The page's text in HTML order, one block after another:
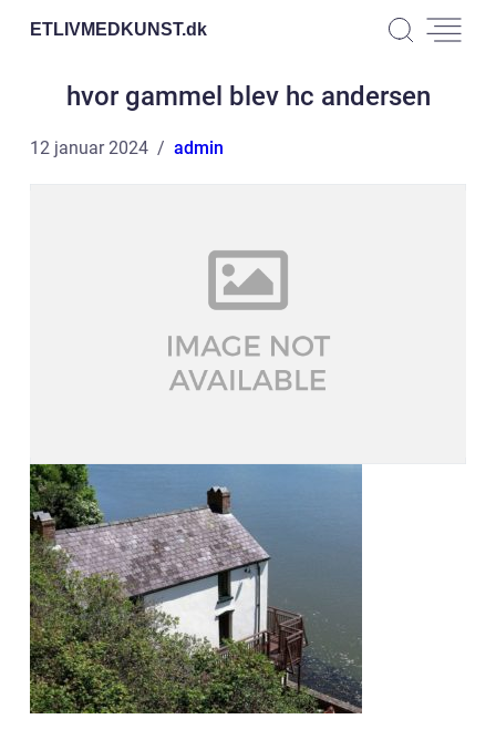
ETLIVMEDKUNST.dk
hvor gammel blev hc andersen
12 januar 2024 admin